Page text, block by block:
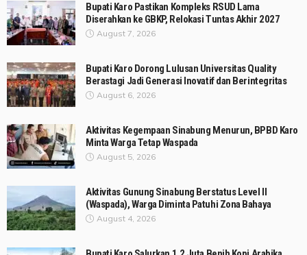
Bupati Karo Pastikan Kompleks RSUD Lama
Diserahkan ke GBKP, Relokasi Tuntas Akhir 2027
August 7, 2026
Bupati Karo Dorong Lulusan Universitas Quality
Berastagi Jadi Generasi Inovatif dan Berintegritas
August 6, 2026
Aktivitas Kegempaan Sinabung Menurun, BPBD Karo
Minta Warga Tetap Waspada
August 5, 2026
Aktivitas Gunung Sinabung Berstatus Level II
(Waspada), Warga Diminta Patuhi Zona Bahaya
August 4, 2026